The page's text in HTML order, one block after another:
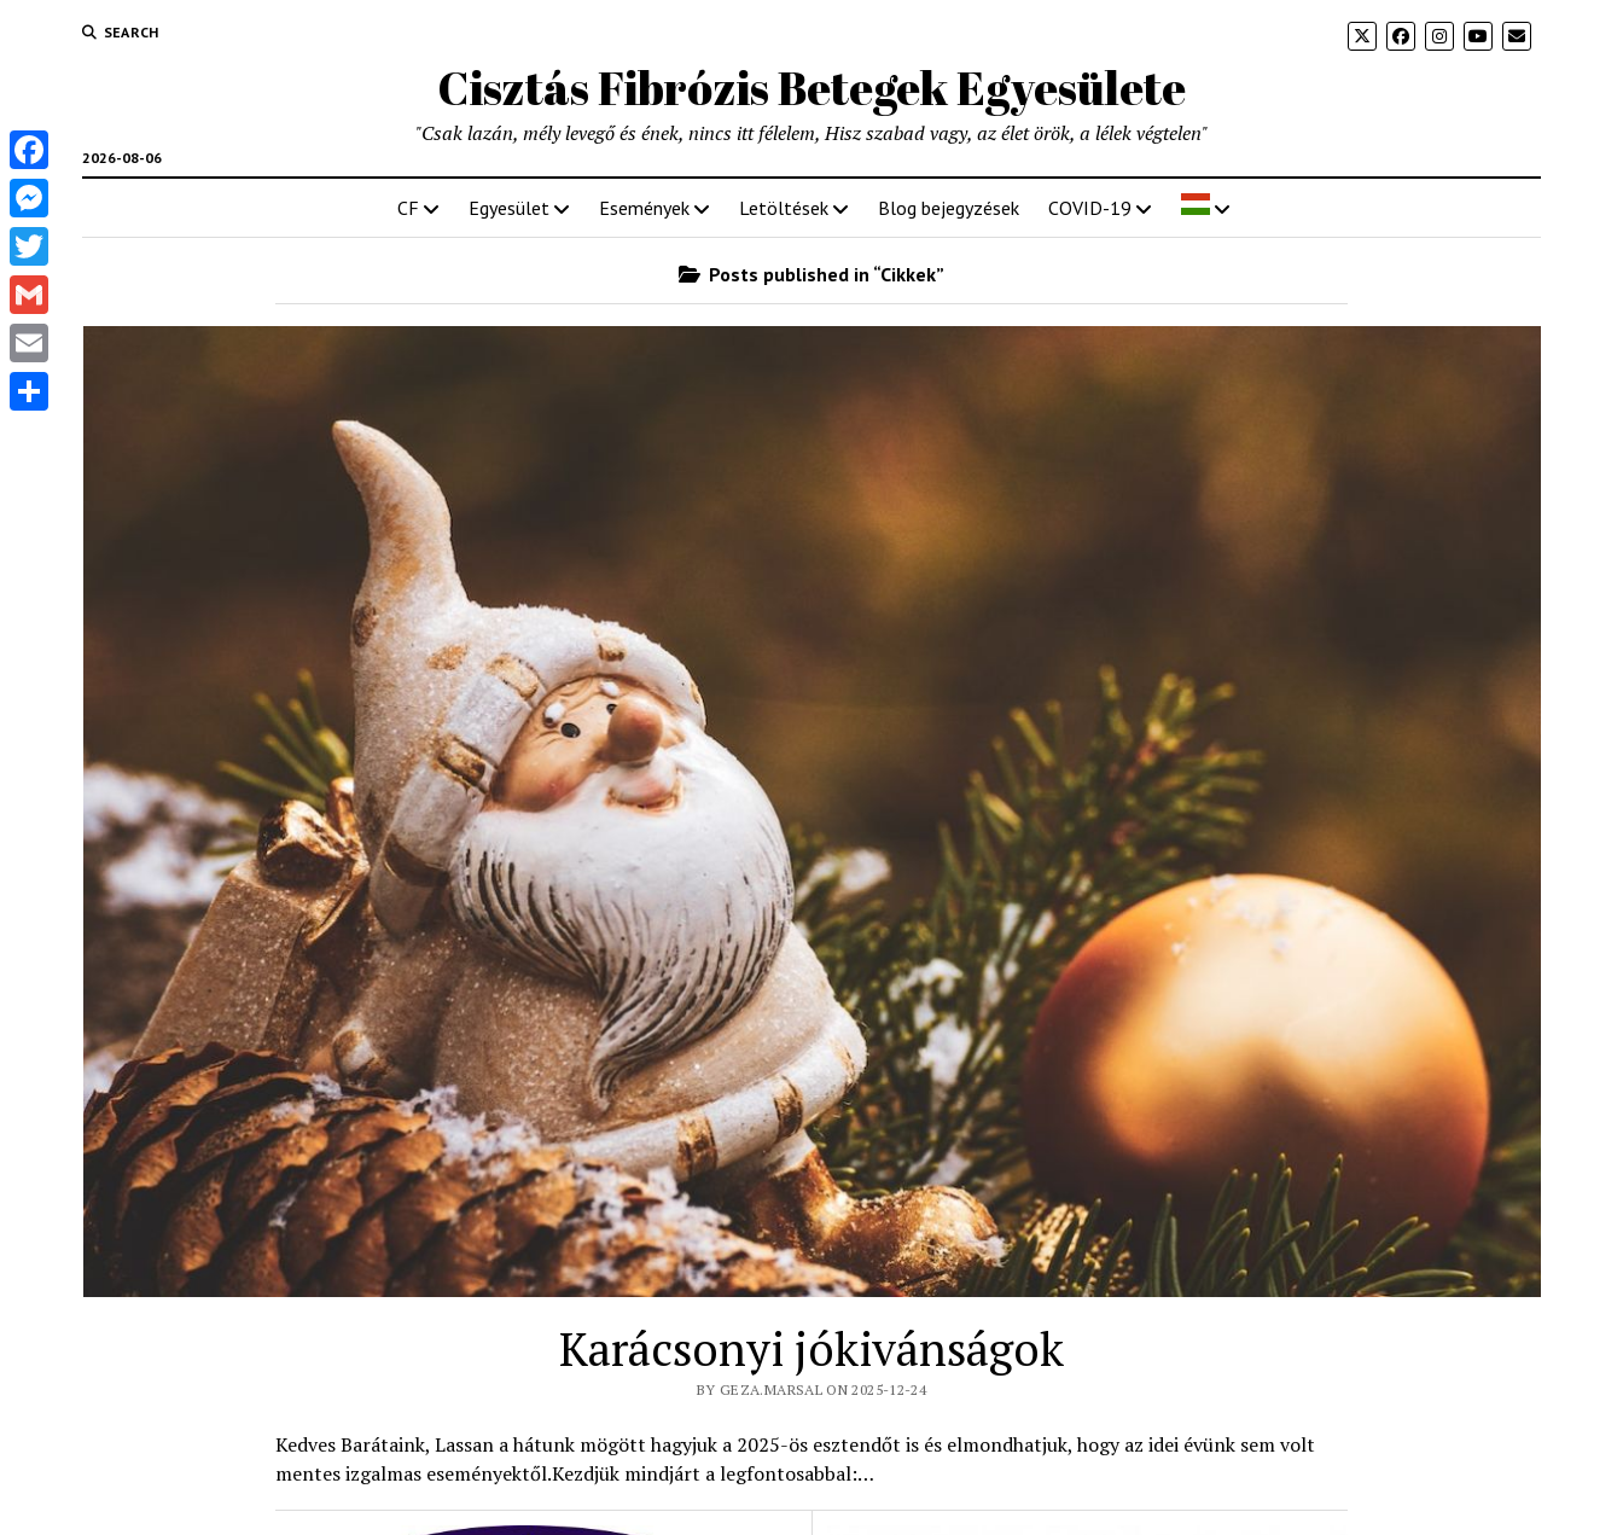
SEARCH
Cisztás Fibrózis Betegek Egyesülete
2026-08-06
"Csak lazán, mély levegő és ének, nincs itt félelem, Hisz szabad vagy, az élet örök, a lélek végtelen"
CF Egyesület Események Letöltések Blog bejegyzések COVID-19
Posts published in “Cikkek”
Karácsonyi jókivánságok
BY GEZA.MARSAL ON 2025-12-24
Kedves Barátaink, Lassan a hátunk mögött hagyjuk a 2025-ös esztendőt is és elmondhatjuk, hogy az idei évünk sem volt
mentes izgalmas eseményektől.Kezdjük mindjárt a legfontosabbal:…
Facebook
Messenger
Twitter
Gmail
Email